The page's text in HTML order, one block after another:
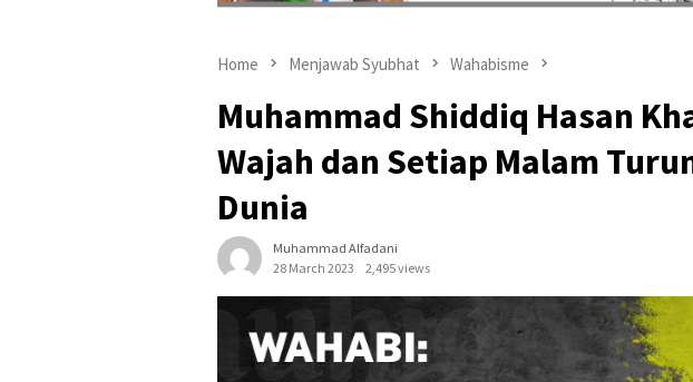
Home Menjawab Syubhat Wahabisme
Muhammad Shiddiq Hasan
Wajah dan Setiap Malam
Dunia
Muhammad Alfadani
28 March 2023
2,495 views